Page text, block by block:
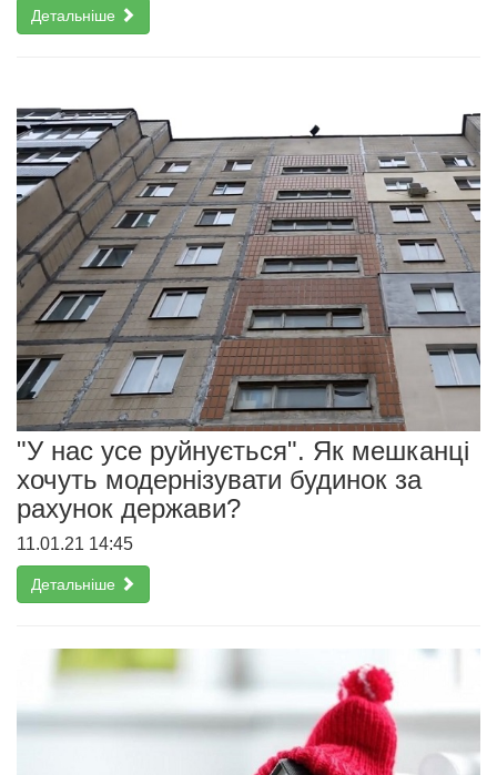
Детальніше
"У нас усе руйнується". Як мешканці
хочуть модернізувати будинок за
рахунок держави?
11.01.21 14:45
Детальніше